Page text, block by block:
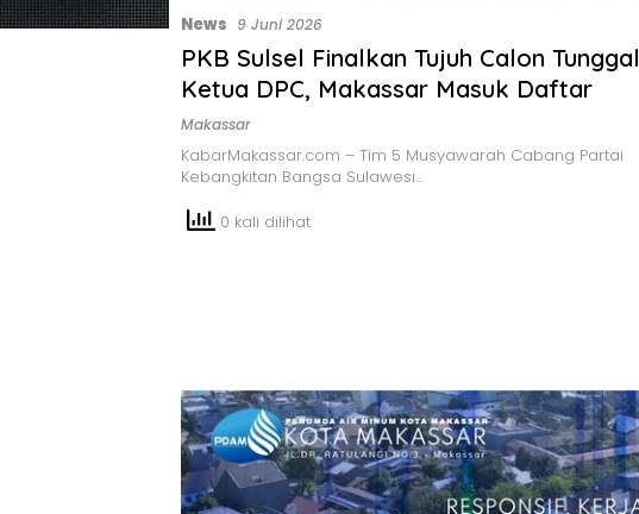
News 9 Juni 2026
PKB Sulsel Finalkan Tujuh Calon Tunggal
Ketua DPC, Makassar Masuk Daftar
Makassar
KabarMakassar.com – Tim 5 Musyawarah Cabang Partai
Kebangkitan Bangsa Sulawesi…
0 kali dilihat